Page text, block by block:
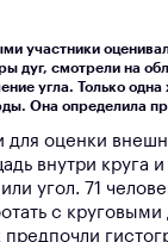
участники
дуг, смотрели на
угла. Только
Она определила
для оценки
внутри круга
угол. 71
с
предпочли